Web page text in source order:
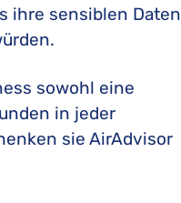
ihre sensiblen Daten
sowohl eine
in jeder
sie AirAdvisor